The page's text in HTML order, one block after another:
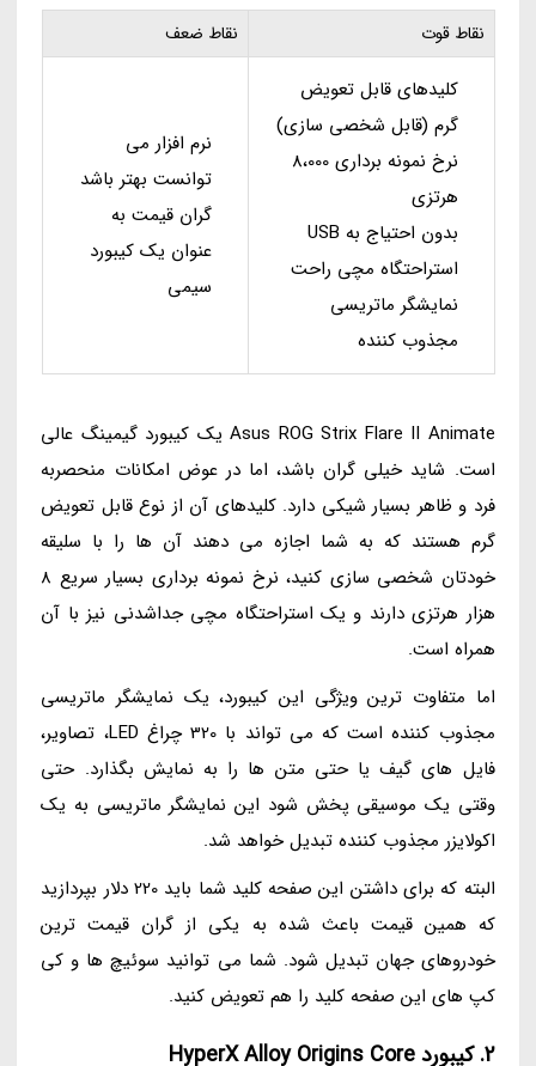
نقاط قوت نقاط ضعف
کلیدهای قابل تعویض
گرم (قابل شخصی سازی)
نرخ نمونه برداری 8،000
هرتزی
بدون احتیاج به USB
استراحتگاه مچی راحت
نمایشگر ماتریسی
مجذوب کننده
نرم افزار می
توانست بهتر باشد
گران قیمت به
عنوان یک کیبورد
سیمی
Asus ROG Strix Flare II Animate یک کیبورد گیمینگ عالی
است. شاید خیلی گران باشد، اما در عوض امکانات منحصربه
فرد و ظاهر بسیار شیکی دارد. کلیدهای آن از نوع قابل تعویض
گرم هستند که به شما اجازه می دهند آن ها را با سلیقه
خودتان شخصی سازی کنید، نرخ نمونه برداری بسیار سریع 8
هزار هرتزی دارند و یک استراحتگاه مچی جداشدنی نیز با آن
همراه است.
اما متفاوت ترین ویژگی این کیبورد، یک نمایشگر ماتریسی
مجذوب کننده است که می تواند با 320 چراغ LED، تصاویر،
فایل های گیف یا حتی متن ها را به نمایش بگذارد. حتی
وقتی یک موسیقی پخش شود این نمایشگر ماتریسی به یک
اکولایزر مجذوب کننده تبدیل خواهد شد.
البته که برای داشتن این صفحه کلید شما باید 220 دلار بپردازید
که همین قیمت باعث شده به یکی از گران قیمت ترین
خودروهای جهان تبدیل شود. شما می توانید سوئیچ ها و کی
کپ های این صفحه کلید را هم تعویض کنید.
2. کیبورد HyperX Alloy Origins Core